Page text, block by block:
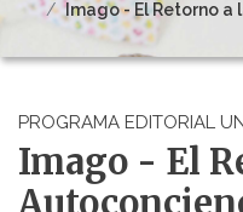
Imago - El Retorno a
PROGRAMA EDITORIAL
Imago - El